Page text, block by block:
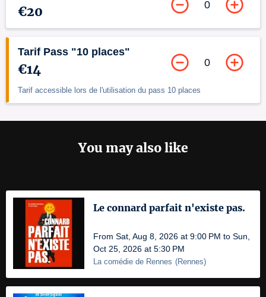
€20 0
Tarif Pass "10 places"
€14
Tarif accessible lors de l'utilisation du pass 10 places
0
You may also like
Le connard parfait n'existe pas.
From Sat, Aug 8, 2026 at 9:00 PM to Sun,
Oct 25, 2026 at 5:30 PM
La comédie de Rennes (Rennes)